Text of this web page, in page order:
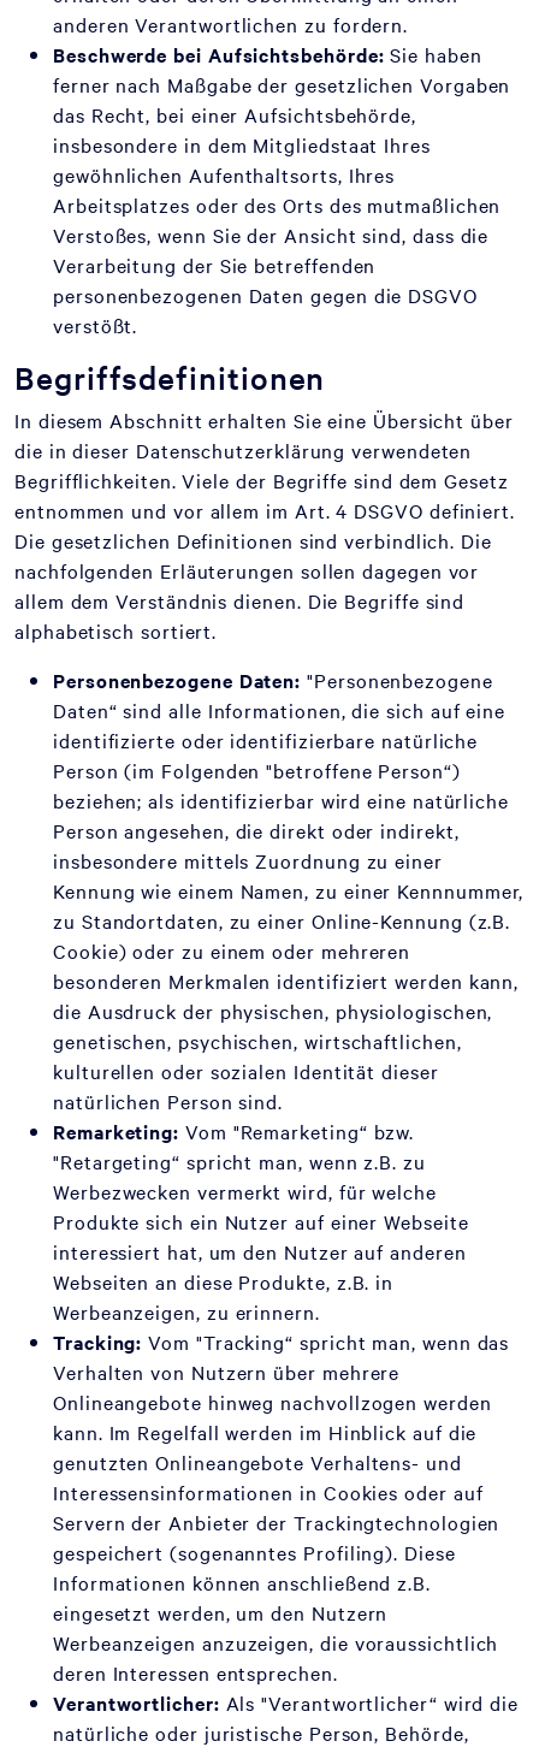
anderen Verantwortlichen zu fordern.
Beschwerde bei Aufsichtsbehörde: Sie haben
ferner nach Maßgabe der gesetzlichen Vorgaben
das Recht, bei einer Aufsichtsbehörde,
insbesondere in dem Mitgliedstaat Ihres
gewöhnlichen Aufenthaltsorts, Ihres
Arbeitsplatzes oder des Orts des mutmaßlichen
Verstoßes, wenn Sie der Ansicht sind, dass die
Verarbeitung der Sie betreffenden
personenbezogenen Daten gegen die DSGVO
verstößt.
Begriffsdefinitionen
In diesem Abschnitt erhalten Sie eine Übersicht über
die in dieser Datenschutzerklärung verwendeten
Begrifflichkeiten. Viele der Begriffe sind dem Gesetz
entnommen und vor allem im Art. 4 DSGVO definiert.
Die gesetzlichen Definitionen sind verbindlich. Die
nachfolgenden Erläuterungen sollen dagegen vor
allem dem Verständnis dienen. Die Begriffe sind
alphabetisch sortiert.
Personenbezogene Daten: "Personenbezogene
Daten“ sind alle Informationen, die sich auf eine
identifizierte oder identifizierbare natürliche
Person (im Folgenden "betroffene Person“)
beziehen; als identifizierbar wird eine natürliche
Person angesehen, die direkt oder indirekt,
insbesondere mittels Zuordnung zu einer
Kennung wie einem Namen, zu einer Kennnummer,
zu Standortdaten, zu einer Online-Kennung (z.B.
Cookie) oder zu einem oder mehreren
besonderen Merkmalen identifiziert werden kann,
die Ausdruck der physischen, physiologischen,
genetischen, psychischen, wirtschaftlichen,
kulturellen oder sozialen Identität dieser
natürlichen Person sind.
Remarketing: Vom "Remarketing“ bzw.
"Retargeting“ spricht man, wenn z.B. zu
Werbezwecken vermerkt wird, für welche
Produkte sich ein Nutzer auf einer Webseite
interessiert hat, um den Nutzer auf anderen
Webseiten an diese Produkte, z.B. in
Werbeanzeigen, zu erinnern.
Tracking: Vom "Tracking“ spricht man, wenn das
Verhalten von Nutzern über mehrere
Onlineangebote hinweg nachvollzogen werden
kann. Im Regelfall werden im Hinblick auf die
genutzten Onlineangebote Verhaltens- und
Interessensinformationen in Cookies oder auf
Servern der Anbieter der Trackingtechnologien
gespeichert (sogenanntes Profiling). Diese
Informationen können anschließend z.B.
eingesetzt werden, um den Nutzern
Werbeanzeigen anzuzeigen, die voraussichtlich
deren Interessen entsprechen.
Verantwortlicher: Als "Verantwortlicher“ wird die
natürliche oder juristische Person, Behörde,